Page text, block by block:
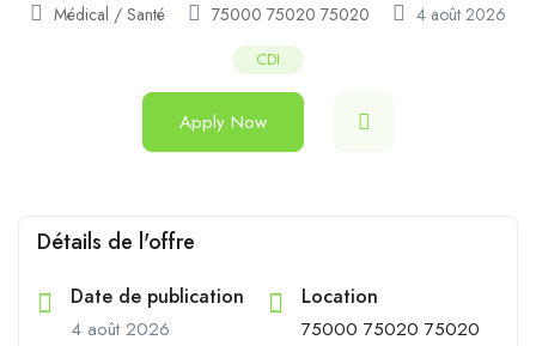
Médical / Santé 75000 75020 75020 4 août 2026
CDI
Apply Now
Détails de l'offre
Date de publication
4 août 2026
Location
75000 75020 75020